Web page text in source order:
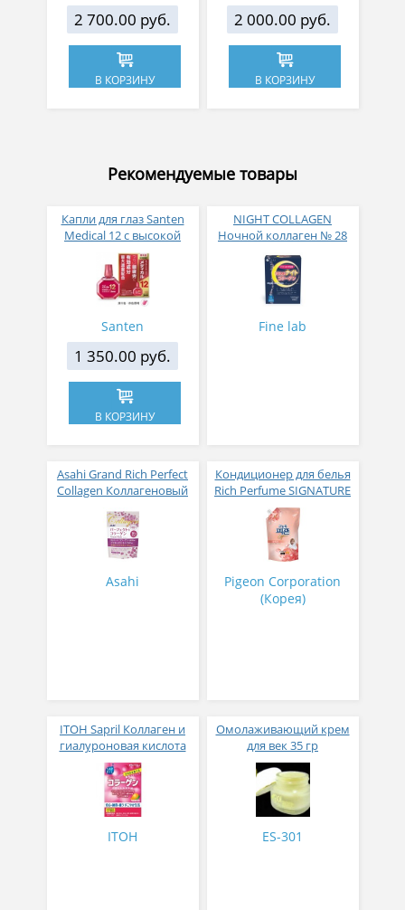
2 700.00 руб.
В КОРЗИНУ
2 000.00 руб.
В КОРЗИНУ
Рекомендуемые товары
Капли для глаз Santen
Medical 12 с высокой
концентрацией
активных компонентов
12 мл
Santen
1 350.00 руб.
В КОРЗИНУ
NIGHT COLLAGEN
Ночной коллаген № 28
Fine lab
Asahi Grand Rich Perfect
Collagen Коллагеновый
плацентой и
изофлавонами сои 228
гр
Asahi
Кондиционер для белья
Rich Perfume SIGNATURE
парфюмированный
супер-концентрат с
ароматом Фиеста 1,6 л
Pigeon Corporation
(Корея)
ITOH Sapril Коллаген и
гиалуроновая кислота
со вкусом манго 30
стиков
ITOH
Омолаживающий крем
для век 35 гр
ES-301